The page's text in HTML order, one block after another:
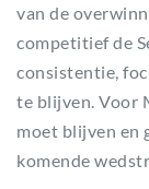
van de
competitief de
consistentie,
te blijven. Voor
moet blijven en
komende